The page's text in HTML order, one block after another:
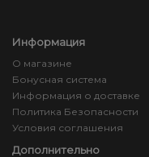
Информация
О магазине
Бонусная система
Информация о доставке
Политика Безопасности
Условия соглашения
Дополнительно